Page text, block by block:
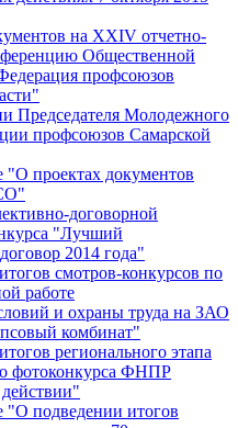
на XXIV отчетно-
Общественной
профсоюзов
Председателя Молодежного
профсоюзов Самарской
"О проектах документов
договорной
"Лучший
2014 года"
смотров-конкурсов по
работе
и охраны труда на ЗАО
комбинат"
регионального этапа
фотоконкурса ФНПР
"О подведении итогов